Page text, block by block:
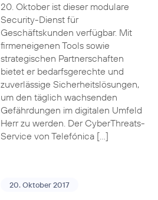
20. Oktober ist dieser modulare
Security-Dienst für
Geschäftskunden verfügbar. Mit
firmeneigenen Tools sowie
strategischen Partnerschaften
bietet er bedarfsgerechte und
zuverlässige Sicherheitslösungen,
um den täglich wachsenden
Gefährdungen im digitalen Umfeld
Herr zu werden. Der CyberThreats-
Service von Telefónica […]
20. Oktober 2017